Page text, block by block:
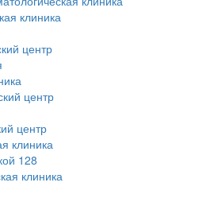
клиника
центр
центр
центр
клиника
128
клиника